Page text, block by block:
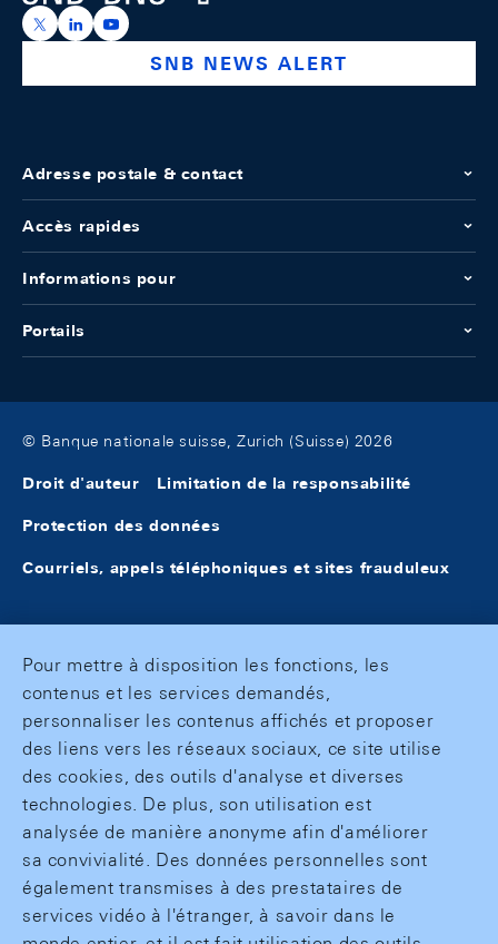
https://x.com/snb_bns
https://ch.linkedin.com/company/swiss-national-
https://www.youtube.com/@swissnationalbank
SNB NEWS ALERT
Adresse postale & contact
Accès rapides
Informations pour
Portails
© Banque nationale suisse, Zurich (Suisse) 2026
Droit d'auteur Limitation de la responsabilité
Protection des données
Courriels, appels téléphoniques et sites frauduleux
Pour mettre à disposition les fonctions, les
contenus et les services demandés,
personnaliser les contenus affichés et proposer
des liens vers les réseaux sociaux, ce site utilise
des cookies, des outils d'analyse et diverses
technologies. De plus, son utilisation est
analysée de manière anonyme afin d'améliorer
sa convivialité. Des données personnelles sont
également transmises à des prestataires de
services vidéo à l'étranger, à savoir dans le